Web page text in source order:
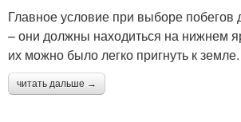
Главное условие при выборе побегов
– они должны находиться на нижнем
их можно было легко пригнуть к земле.
читать дальше →